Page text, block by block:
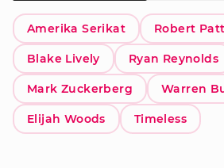
Amerika Serikat Robert
Blake Lively Ryan Reynolds
Mark Zuckerberg Warren
Elijah Woods Timeless